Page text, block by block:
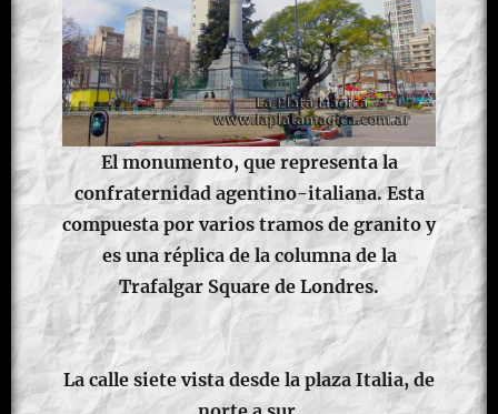
El monumento, que representa la
confraternidad agentino-italiana. Esta
compuesta por varios tramos de granito y
es una réplica de la columna de la
Trafalgar Square de Londres.
La calle siete vista desde la plaza Italia, de